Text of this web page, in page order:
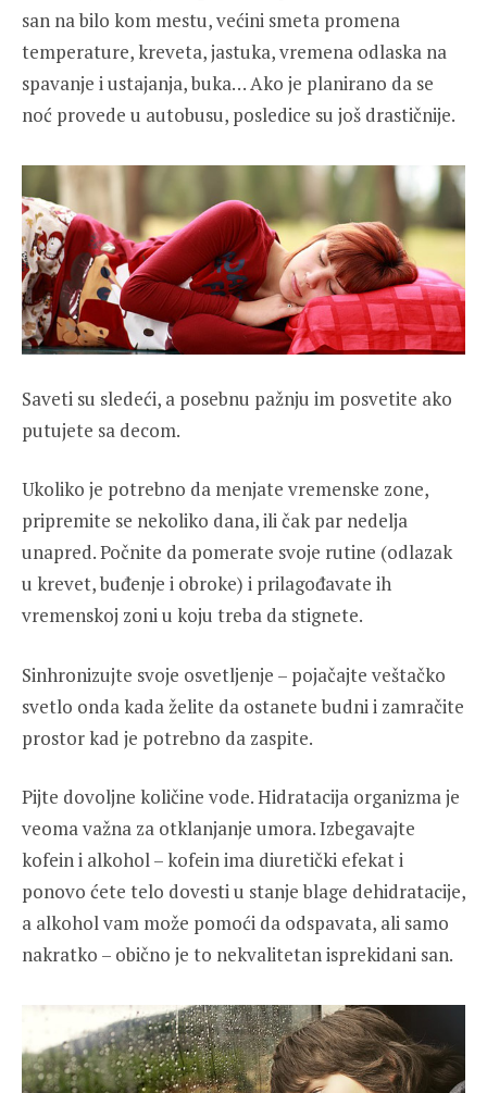
san na bilo kom mestu, većini smeta promena
temperature, kreveta, jastuka, vremena odlaska na
spavanje i ustajanja, buka… Ako je planirano da se
noć provede u autobusu, posledice su još drastičnije.
Saveti su sledeći, a posebnu pažnju im posvetite ako
putujete sa decom.
Ukoliko je potrebno da menjate vremenske zone,
pripremite se nekoliko dana, ili čak par nedelja
unapred. Počnite da pomerate svoje rutine (odlazak
u krevet, buđenje i obroke) i prilagođavate ih
vremenskoj zoni u koju treba da stignete.
Sinhronizujte svoje osvetljenje – pojačajte veštačko
svetlo onda kada želite da ostanete budni i zamračite
prostor kad je potrebno da zaspite.
Pijte dovoljne količine vode. Hidratacija organizma je
veoma važna za otklanjanje umora. Izbegavajte
kofein i alkohol – kofein ima diuretički efekat i
ponovo ćete telo dovesti u stanje blage dehidratacije,
a alkohol vam može pomoći da odspavata, ali samo
nakratko – obično je to nekvalitetan isprekidani san.